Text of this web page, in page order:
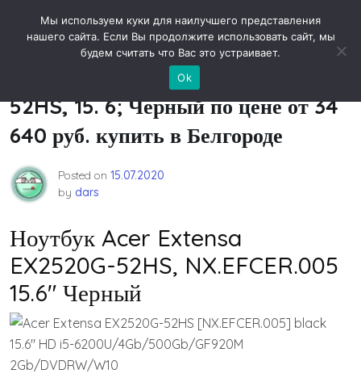
Новости технологий
Ноутбук Acer Extensa EX2520G-
52HS, 15. 6; Черный по цене от 34
640 руб. купить в Белгороде
Posted on 15.07.2020
by dars
Ноутбук Acer Extensa
EX2520G-52HS, NX.EFCER.005
15.6" Черный
Мы используем куки для наилучшего представления
нашего сайта. Если Вы продолжите использовать сайт, мы
будем считать что Вас это устраивает.
Ok